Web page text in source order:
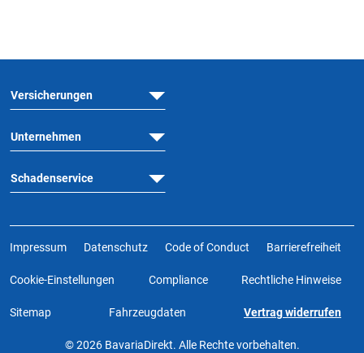
Versicherungen
Unternehmen
Schadenservice
Impressum Datenschutz Code of Conduct Barrierefreiheit
Cookie-Einstellungen Compliance Rechtliche Hinweise
Sitemap Fahrzeugdaten Vertrag widerrufen
© 2026 BavariaDirekt. Alle Rechte vorbehalten.